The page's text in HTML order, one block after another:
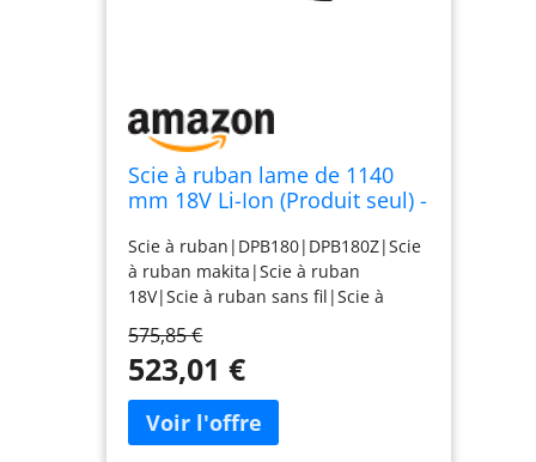
Scie à ruban lame de 1140
mm 18V Li-Ion (Produit seul) -
Scie à ruban|DPB180|DPB180Z|Scie
à ruban makita|Scie à ruban
18V|Scie à ruban sans fil|Scie à
professionnelle
575,85 €
523,01 €